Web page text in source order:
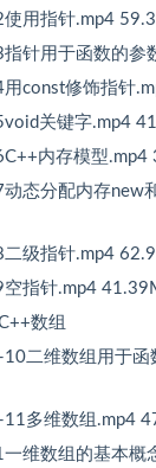
用指针.mp4
针用于函数的参
const修饰指针
关键字.mp4
内存模型.mp4
态分配内存new
级指针.mp4
指针.mp4
数组
二维数组用于函
多维数组.mp4
维数组的基本概